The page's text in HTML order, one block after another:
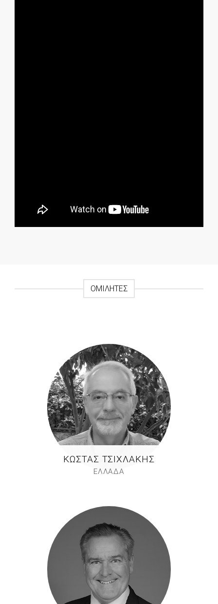
ΟΜΙΛΗΤΈΣ
ΚΏΣΤΑΣ ΤΣΙΧΛΆΚΗΣ
ΕΛΛΑΔΑ